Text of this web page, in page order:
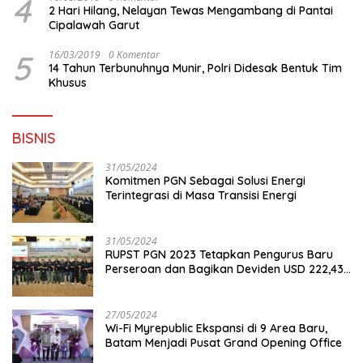
4
2 Hari Hilang, Nelayan Tewas Mengambang di Pantai
Cipalawah Garut
5 16/03/2019 0 Komentar
14 Tahun Terbunuhnya Munir, Polri Didesak Bentuk Tim
Khusus
BISNIS
31/05/2024
Komitmen PGN Sebagai Solusi Energi
Terintegrasi di Masa Transisi Energi
31/05/2024
RUPST PGN 2023 Tetapkan Pengurus Baru
Perseroan dan Bagikan Deviden USD 222,43
27/05/2024
Wi-Fi Myrepublic Ekspansi di 9 Area Baru,
Batam Menjadi Pusat Grand Opening Office